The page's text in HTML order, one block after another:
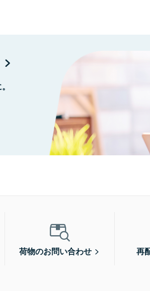
荷物のお問い合わせ 再